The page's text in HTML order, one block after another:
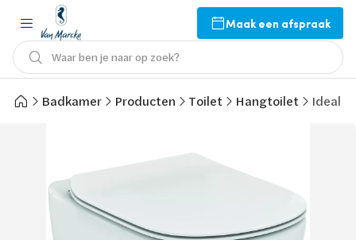
Maak een afspraak
Waar ben je naar op zoek?
Badkamer Producten Toilet Hangtoilet Ideal